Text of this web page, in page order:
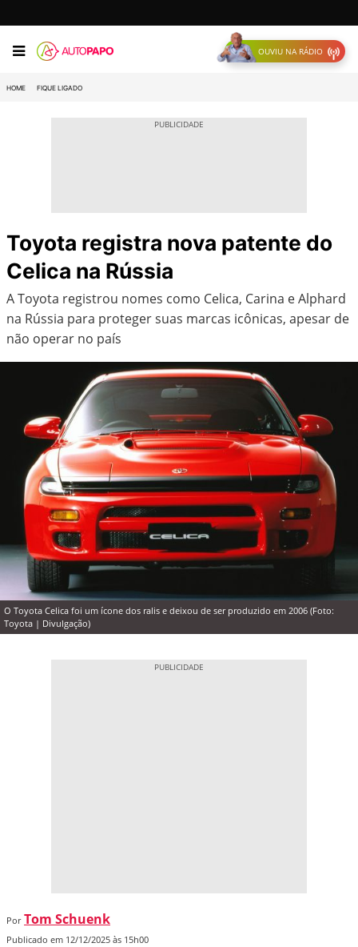
OUVIU NA RÁDIO
HOME FIQUE LIGADO
Toyota registra nova patente do
Celica na Rússia
A Toyota registrou nomes como Celica, Carina e Alphard
na Rússia para proteger suas marcas icônicas, apesar de
não operar no país
O Toyota Celica foi um ícone dos ralis e deixou de ser produzido em 2006 (Foto:
Toyota | Divulgação)
Por Tom Schuenk
Publicado em 12/12/2025 às 15h00